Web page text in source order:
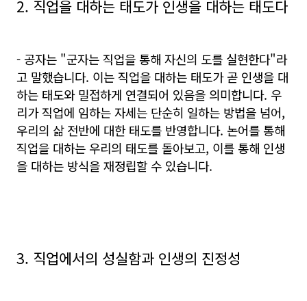
2. 직업을 대하는 태도가 인생을 대하는 태도다
- 공자는 "군자는 직업을 통해 자신의 도를 실현한다"라
고 말했습니다. 이는 직업을 대하는 태도가 곧 인생을 대
하는 태도와 밀접하게 연결되어 있음을 의미합니다. 우
리가 직업에 임하는 자세는 단순히 일하는 방법을 넘어,
우리의 삶 전반에 대한 태도를 반영합니다. 논어를 통해
직업을 대하는 우리의 태도를 돌아보고, 이를 통해 인생
을 대하는 방식을 재정립할 수 있습니다.
3. 직업에서의 성실함과 인생의 진정성